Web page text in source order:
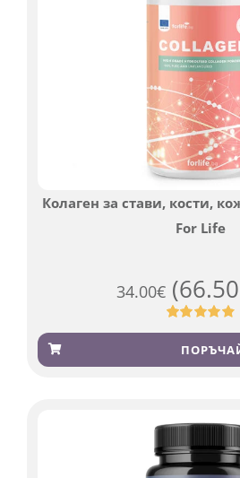
Колаген за стави, кости,
For Life
34.00€
Оценен
4.83 от 5,
базирано
923